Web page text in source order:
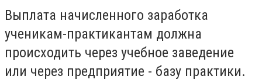
Выплата начисленного заработка
ученикам-практикантам должна
происходить через учебное заведение
или через предприятие - базу практики.